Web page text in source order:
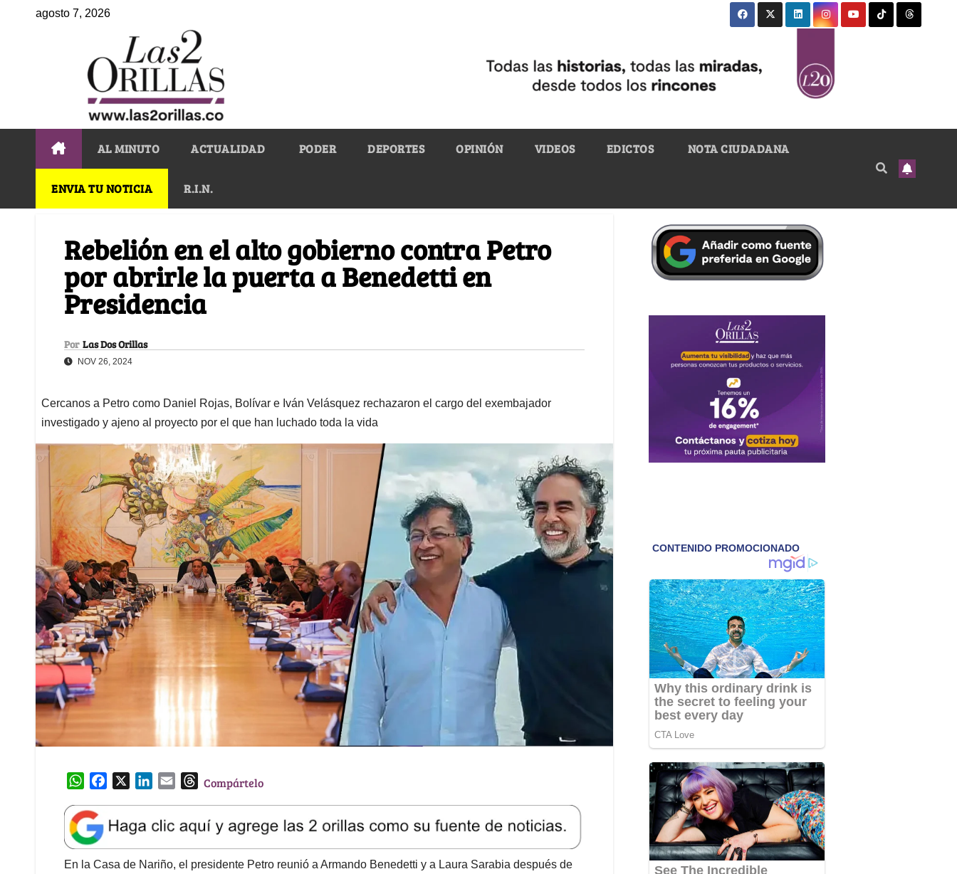
agosto 7, 2026
AL MINUTO ACTUALIDAD PODER DEPORTES OPINIÓN VIDEOS EDICTOS NOTA CIUDADANA
ENVIA TU NOTICIA R.I.N.
Rebelión en el alto gobierno contra Petro
por abrirle la puerta a Benedetti en
Presidencia
Por Las Dos Orillas
NOV 26, 2024
Cercanos a Petro como Daniel Rojas, Bolívar e Iván Velásquez rechazaron el cargo del exembajador
investigado y ajeno al proyecto por el que han luchado toda la vida
W
a
t
s
A
e
b
o
k
e
d
l
T
e
a
d
Compártelo
En la Casa de Nariño, el presidente Petro reunió a Armando Benedetti y a Laura Sarabia después de